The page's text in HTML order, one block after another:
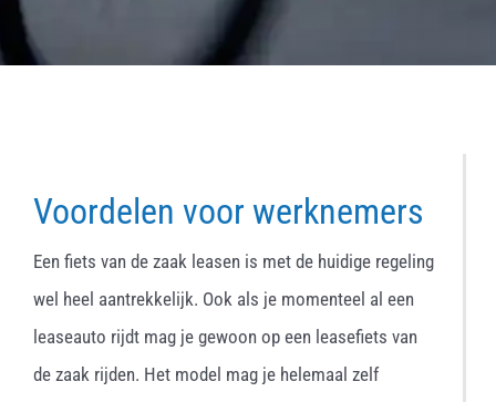
Voordelen voor werknemers
Een fiets van de zaak leasen is met de huidige regeling
wel heel aantrekkelijk. Ook als je momenteel al een
leaseauto rijdt mag je gewoon op een leasefiets van
de zaak rijden. Het model mag je helemaal zelf